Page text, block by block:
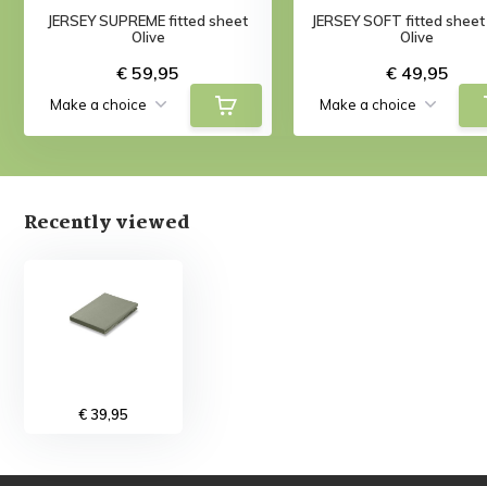
JERSEY SUPREME fitted sheet
Olive
€ 59,95
JERSEY SOFT fitted
Olive
€ 49,95
Recently viewed
€ 39,95